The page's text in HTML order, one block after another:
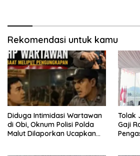
Rekomendasi untuk kamu
Diduga Intimidasi Wartawan
di Obi, Oknum Polisi Polda
Malut Dilaporkan Ucapkan
Tolak
Gaji